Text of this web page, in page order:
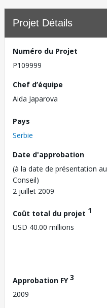
Projet Détails
Numéro du Projet
P109999
Chef d’équipe
Aida Japarova
Pays
Serbie
Date d'approbation
(à la date de présentation au
Conseil)
2 juillet 2009
Coût total du projet 1
USD 40.00 millions
Approbation FY3
2009